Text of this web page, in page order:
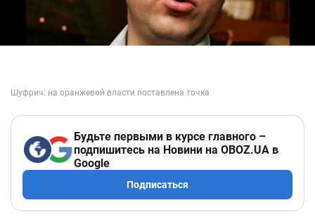
Будьте первыми в курсе главного –
подпишитесь на Новини на OBOZ.UA в
Google
Подписаться